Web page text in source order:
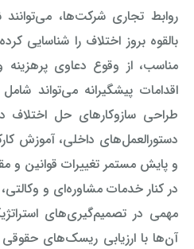
تبانی در معاملات دولتی
اوراق کردن اتومبیل بدون
شکایت از آلودگی صوتی
وکیل کیفری آنلاین
رویکرد حادثه بدون شاهد
مشاوره حقوقی تخریب
روابط تجاری شرکت‌ها،
بالقوه بروز اختلاف را شناسایی
مناسب، از وقوع دعاوی پرهزینه
اقدامات پیشگیرانه می‌تواند
طراحی سازوکارهای حل اختلاف
دستورالعمل‌های داخلی، آموزش
و پایش مستمر تغییرات قوانین و
در کنار خدمات مشاوره‌ای و
مهمی در تصمیم‌گیری‌های
آن‌ها با ارزیابی ریسک‌های